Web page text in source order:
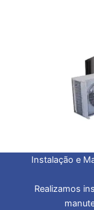
Instalação e
Realizamos